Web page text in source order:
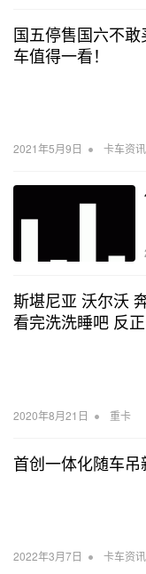
国五停售国六不
车值得一看！
2021年5月9日 • 卡车资讯
斯堪尼亚 沃尔沃
看完洗洗睡吧 反
2020年8月21日 • 重卡
首创一体化随车
2022年3月7日 • 卡车资讯